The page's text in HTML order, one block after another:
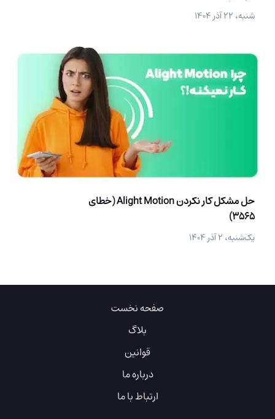
شنبه، ۲۲ آذر ۱۴۰۴
حل مشکل کار نکردن Alight Motion (خطای
3565)
یک‌شنبه، ۲ آذر ۱۴۰۴
صفحه نخست
بلاگ
قوانین
درباره ما
ارتباط با ما